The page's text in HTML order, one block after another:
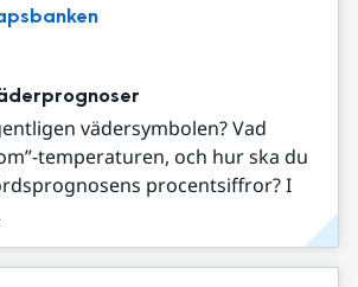
vädersymbolen? Vad
temperaturen, och hur ska du
procentsiffror? I